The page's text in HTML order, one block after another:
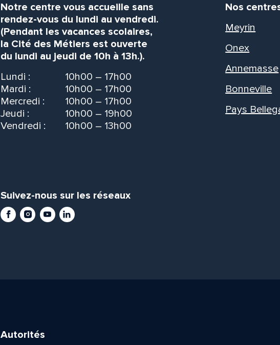
Notre centre vous accueille sans
rendez-vous du lundi au vendredi.
(Pendant les vacances scolaires,
la Cité des Métiers est ouverte
du lundi au jeudi de 10h à 13h.).
Lundi :
10h00 – 17h00
Mardi :
10h00 – 17h00
Mercredi :
10h00 – 17h00
Jeudi :
10h00 – 19h00
Vendredi :
10h00 – 13h00
Suivez-nous sur les réseaux
Facebook
Instagram
YoutubeLinkedIn
Nos
Meyrin
Onex
Annemasse
Bonneville
Pays
Autorités